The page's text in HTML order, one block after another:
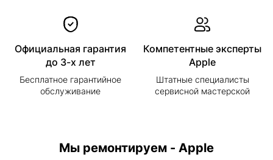
Официальная гарантия
до 3-х лет
Бесплатное гарантийное
обслуживание
Компетентные эксперты
Apple
Штатные специалисты
сервисной мастерской
Мы ремонтируем - Apple